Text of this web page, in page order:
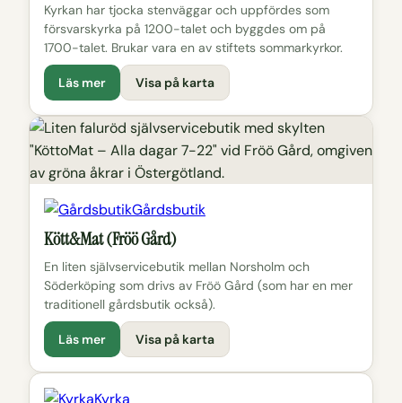
Kyrkan har tjocka stenväggar och uppfördes som
försvarskyrka på 1200-talet och byggdes om på
1700-talet. Brukar vara en av stiftets sommarkyrkor.
Läs mer Visa på karta
Gårdsbutik
Kött&Mat (Fröö Gård)
En liten självservicebutik mellan Norsholm och
Söderköping som drivs av Fröö Gård (som har en mer
traditionell gårdsbutik också).
Läs mer Visa på karta
Kyrka